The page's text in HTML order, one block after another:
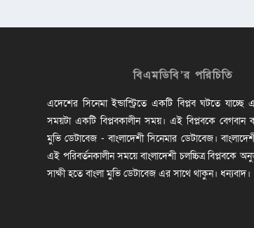
বিএমডিবি’র পরিচিতি
এদেশের সিনেমা ইন্ডাস্ট্রিতে একটি বিপ্লব ঘটতে যাচ্ছে
সময়টা একটি বিপ্লবকালীন সময়। এই বিপ্লবকে বেগবান
মুভি ডেটাবেজ - বাংলাদেশী সিনেমার ডেটাবেজ। বাংলাদেশী
এই পরিবর্তনকালীন সময়ে বাংলাদেশী চলচ্চিত্র বিপ্লবকে
সাক্ষী হতে বাংলা মুভি ডেটাবেজ এর সাথে থাকুন। ধন্যবাদ।